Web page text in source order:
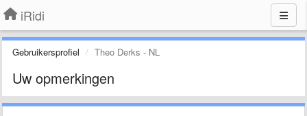
iRidi
Gebruikersprofiel Theo Derks - NL
Uw opmerkingen